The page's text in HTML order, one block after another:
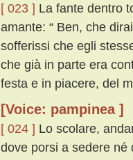
[ 023 ] La fante dentro
amante: “ Ben, che
sofferissi che egli
che già in parte era
festa e in piacere, del
[Voice: pampinea ]
[ 024 ] Lo scolare,
dove porsi a sedere né